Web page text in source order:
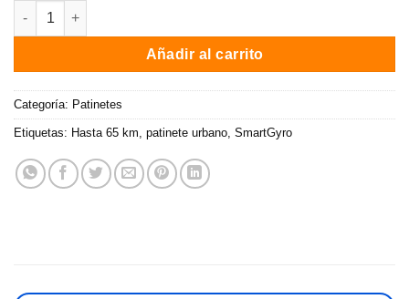
Patinete eléctrico smartGyro K2 PRO XL Forest/ 1000W /
Añadir al carrito
Categoría: Patinetes
Etiquetas: Hasta 65 km, patinete urbano, SmartGyro